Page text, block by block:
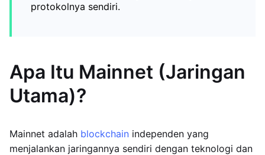
protokolnya sendiri.
Apa Itu Mainnet (Jaringan
Utama)?
Mainnet adalah blockchain independen yang
menjalankan jaringannya sendiri dengan teknologi dan